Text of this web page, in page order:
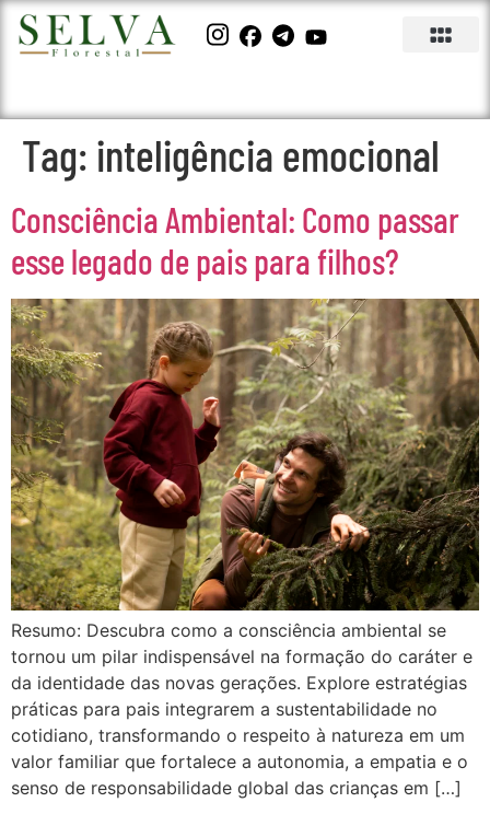
Tag: inteligência emocional
Consciência Ambiental: Como passar
esse legado de pais para filhos?
Resumo: Descubra como a consciência ambiental se
tornou um pilar indispensável na formação do caráter e
da identidade das novas gerações. Explore estratégias
práticas para pais integrarem a sustentabilidade no
cotidiano, transformando o respeito à natureza em um
valor familiar que fortalece a autonomia, a empatia e o
senso de responsabilidade global das crianças em […]